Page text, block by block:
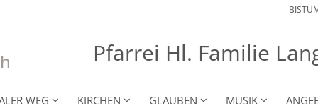
Pfarrei Hl. Familie
WEG KIRCHEN GLAUBEN MUSIK